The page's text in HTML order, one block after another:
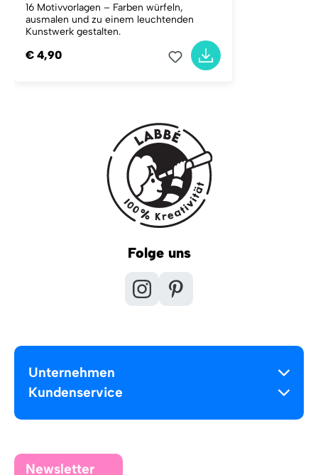
16 Motivvorlagen – Farben würfeln,
ausmalen und zu einem leuchtenden
Kunstwerk gestalten.
€ 4,90
Folge uns
Unternehmen
Kundenservice
Newsletter